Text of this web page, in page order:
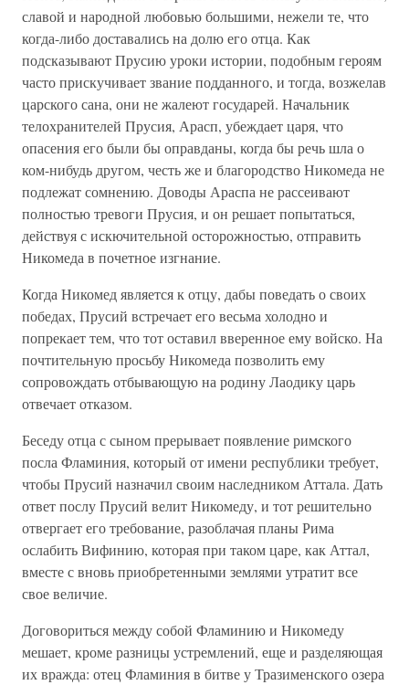
славой и народной любовью большими, нежели те, что
когда-либо доставались на долю его отца. Как
подсказывают Прусию уроки истории, подобным героям
часто прискучивает звание подданного, и тогда, возжелав
царского сана, они не жалеют государей. Начальник
телохранителей Прусия, Арасп, убеждает царя, что
опасения его были бы оправданы, когда бы речь шла о
ком-нибудь другом, честь же и благородство Никомеда не
подлежат сомнению. Доводы Араспа не рассеивают
полностью тревоги Прусия, и он решает попытаться,
действуя с искючительной осторожностью, отправить
Никомеда в почетное изгнание.
Когда Никомед является к отцу, дабы поведать о своих
победах, Прусий встречает его весьма холодно и
попрекает тем, что тот оставил вверенное ему войско. На
почтительную просьбу Никомеда позволить ему
сопровождать отбывающую на родину Лаодику царь
отвечает отказом.
Беседу отца с сыном прерывает появление римского
посла Фламиния, который от имени республики требует,
чтобы Прусий назначил своим наследником Аттала. Дать
ответ послу Прусий велит Никомеду, и тот решительно
отвергает его требование, разоблачая планы Рима
ослабить Вифинию, которая при таком царе, как Аттал,
вместе с вновь приобретенными землями утратит все
свое величие.
Договориться между собой Фламинию и Никомеду
мешает, кроме разницы устремлений, еще и разделяющая
их вражда: отец Фламиния в битве у Тразименского озера